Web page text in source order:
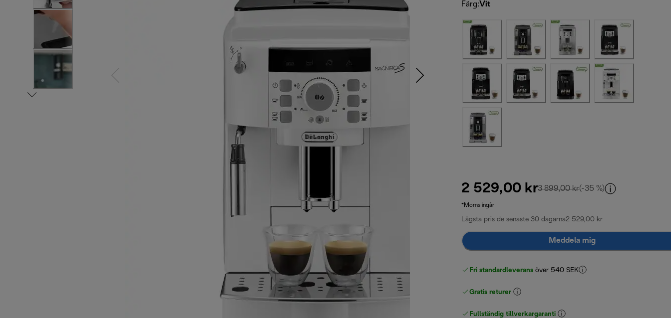
Färg:Vit
2 529,00 kr3 899,00 krursprungligt pris 3 899,00
(-35 %)
*Moms ingår
Lägsta pris de senaste 30 dagarna2 529,00 kr
Meddela mig
Fri standardleverans över 540 SEK
Gratis returer
Fullständig tillverkargaranti